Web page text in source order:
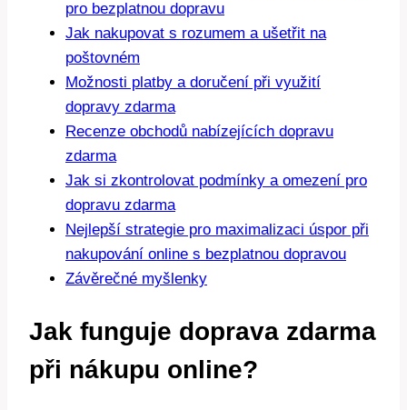
pro bezplatnou dopravu
Jak nakupovat s rozumem a ušetřit na
poštovném
Možnosti platby a doručení při využití
dopravy zdarma
Recenze obchodů nabízejících dopravu
zdarma
Jak si zkontrolovat podmínky a omezení pro
dopravu zdarma
Nejlepší strategie pro maximalizaci úspor při
nakupování online s bezplatnou dopravou
Závěrečné myšlenky
Jak funguje doprava zdarma
při nákupu online?